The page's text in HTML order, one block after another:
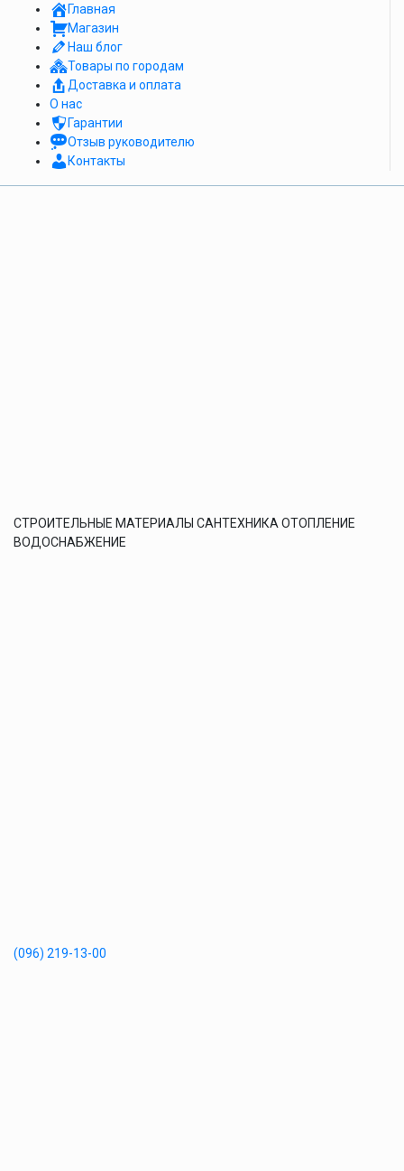
Главная
Магазин
Наш блог
Товары по городам
Доставка и оплата
О нас
Гарантии
Отзыв руководителю
Контакты
СТРОИТЕЛЬНЫЕ МАТЕРИАЛЫ САНТЕХНИКА ОТОПЛЕНИЕ
ВОДОСНАБЖЕНИЕ
(096) 219-13-00